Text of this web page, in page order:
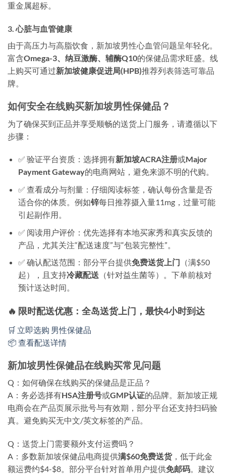
重金属超标。
3. 心脏与血管健康
由于高压力与高脂饮食，新加坡男性心血管问题呈年轻化。
富含Omega-3、纳豆激酶、辅酶Q10的保健品需求旺盛。线
上购买可通过新加坡健康促进局(HPB)推荐列表筛选可靠品
牌。
如何安全在线购买新加坡男性保健品？
为了确保买到正品并享受顺畅的送货上门服务，请遵循以下
步骤：
✅ 验证平台资质：选择拥有新加坡ACRA注册或Major
Payment Gateway的电商网站，避免来源不明的代购。
✅ 查看成分与剂量：仔细阅读标签，确认每份含量是否
适合你的体质。例如锌每日推荐摄入量11mg，过量可能
引起副作用。
✅ 阅读用户评价 ：优先选择有本地买家秀和真实反馈的
产品，尤其关注“配送速度”与“包装完整性”。
✅ 确认配送范围 ：部分平台提供免费送货上门 （满$50
起），且支持冷藏配送 （针对益生菌等）。下单前核对
预计送达时间。
🔥 限时配送优惠：全岛送货上门，最快4小时到达
🛒 立即选购 男性保健品
📦 查看配送详情
新加坡男性保健品在线购买常见问题
Q：如何确保在线购买的保健品是正品？
A：务必选择有HSA注册号或GMP认证的品牌。新加坡正规
电商会在产品页展示批号与有效期，部分平台还支持扫码验
真。避免购买无中文/英文标签的产品。
Q：送货上门需要额外支付运费吗？
A：多数新加坡保健品电商提供满$60免费送货，低于此金
额运费约$4-$8。部分平台针对首单用户提供免邮码。建议